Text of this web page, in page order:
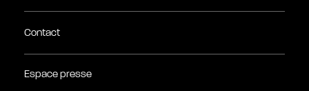
Contact
Espace presse